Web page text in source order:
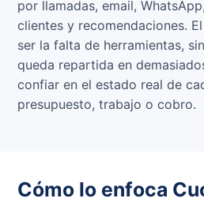
por llamadas, email,
clientes y recomendaciones.
ser la falta de herramientas,
queda repartida en
confiar en el estado real de
presupuesto, trabajo o cobro.
Cómo lo enfoca